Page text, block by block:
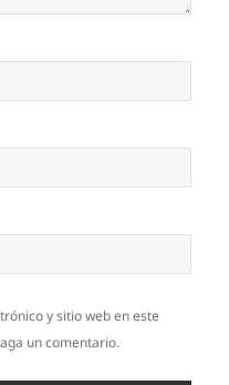
y sitio web en este
un comentario.